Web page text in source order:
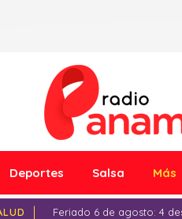
Deportes Salsa Más
Feriado 6 de agosto: 4